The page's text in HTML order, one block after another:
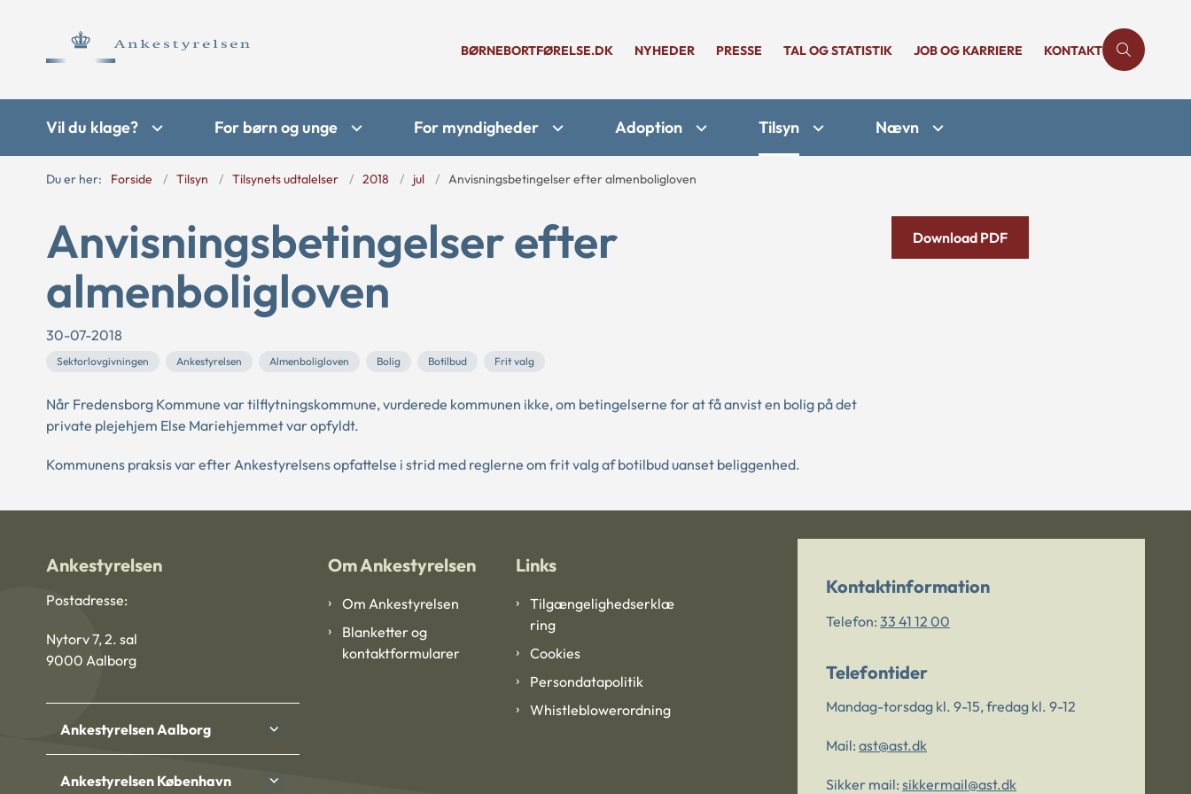
BØRNEBORTFØRELSE.DK NYHEDER PRESSE TAL OG STATISTIK JOB OG KARRIERE KONTAKT
Vil du klage? For børn og unge For myndigheder Adoption Tilsyn Nævn
Du er her: Forside Tilsyn Tilsynets udtalelser 2018 jul Anvisningsbetingelser efter almenboligloven
Anvisningsbetingelser efter
almenboligloven
30-07-2018
Sektorlovgivningen Ankestyrelsen Almenboligloven Bolig Botilbud Frit valg
Når Fredensborg Kommune var tilflytningskommune, vurderede kommunen ikke, om betingelserne for at få anvist en bolig på det
private plejehjem Else Mariehjemmet var opfyldt.
Kommunens praksis var efter Ankestyrelsens opfattelse i strid med reglerne om frit valg af botilbud uanset beliggenhed.
Download PDF
Ankestyrelsen
Postadresse:
Nytorv 7, 2. sal
9000 Aalborg
Ankestyrelsen Aalborg
Ankestyrelsen København
Om Ankestyrelsen
Om Ankestyrelsen
Blanketter og
kontaktformularer
Links
Tilgængelighedserklæ
ring
Cookies
Persondatapolitik
Whistleblowerordning
Kontaktinformation
Telefon: 33 41 12 00
Telefontider
Mandag-torsdag kl. 9-15, fredag kl. 9-12
Mail: ast@ast.dk
Sikker mail: sikkermail@ast.dk